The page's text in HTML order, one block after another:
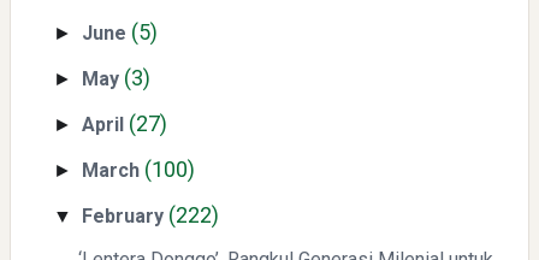
Yaqut Cholil Qoumas: Kisah Inspiratif di Balik Kasus Hukum
► June (5)
► May (3)
►April (27)
► March (100)
▼ February (222)